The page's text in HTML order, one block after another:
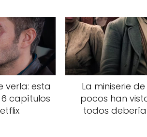
verla: esta
capítulos
La miniserie
pocos han
todos